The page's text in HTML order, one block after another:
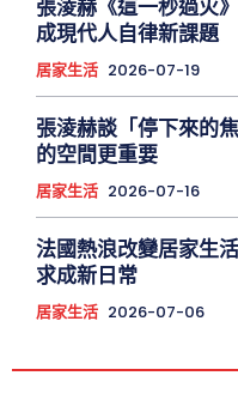
張淩赫《這一秒過火
成現代人自律新課題
居家生活 2026-07-19
張淩赫談「停下來的
的空間更重要
居家生活 2026-07-16
法國熱浪改變居家生
求成新日常
居家生活 2026-07-06